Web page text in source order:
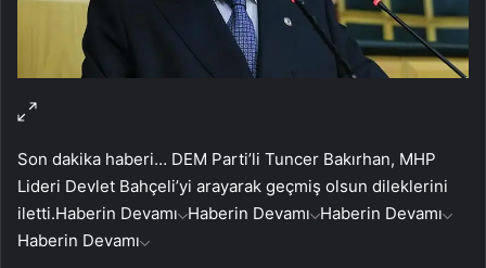
Son dakika haberi… DEM Parti’li Tuncer Bakırhan, MHP
Lideri Devlet Bahçeli’yi arayarak geçmiş olsun dileklerini
iletti.Haberin Devamı Haberin Devamı Haberin Devamı
Haberin Devamı